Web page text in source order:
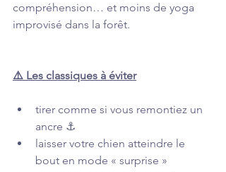
compréhension… et moins de yoga
improvisé dans la forêt.
⚠️ Les classiques à éviter
tirer comme si vous remontiez un
ancre ⚓
laisser votre chien atteindre le
bout en mode « surprise »